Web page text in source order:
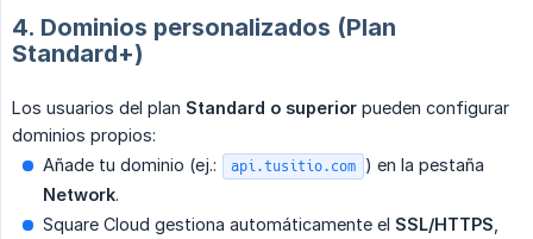
4. Dominios personalizados (Plan
Standard+)
Los usuarios del plan Standard o superior pueden configurar
dominios propios:
Añade tu dominio (ej.:
api.tusitio.com ) en la pestaña
Network.
Square Cloud gestiona automáticamente el SSL/HTTPS